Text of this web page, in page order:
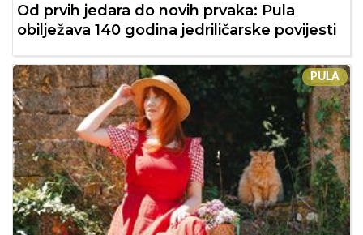
Od prvih jedara do novih prvaka: Pula
obilježava 140 godina jedriličarske povijesti
PULA